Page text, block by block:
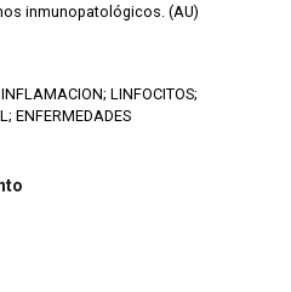
inmunopatológicos. (AU)
LINFOCITOS;
ENFERMEDADES